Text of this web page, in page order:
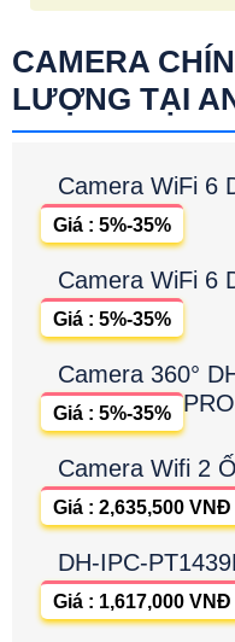
CAMERA
LƯỢNG TẠI
Camera WiFi 6
Giá : 5%-35%
Camera WiFi 6
Giá : 5%-35%
Camera 360°
PRO
Giá : 5%-35%
Camera Wifi 2
Giá : 2,635,500 VNĐ
DH-IPC-
Giá : 1,617,000 VNĐ